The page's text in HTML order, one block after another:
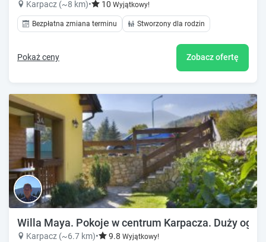
Karpacz (~8 km)• 10 Wyjątkowy!
Bezpłatna zmiana terminu Stworzony dla rodzin
Pokaż ceny Zobacz ofertę
Willa Maya. Pokoje w centrum Karpacza. Duży
Karpacz (~6.7 km)• 9.8 Wyjątkowy!